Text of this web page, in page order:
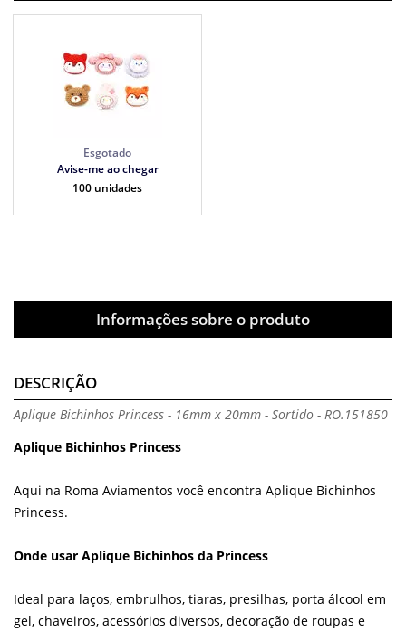
Avise-me ao chegar
100 unidades
Informações sobre o produto
DESCRIÇÃO
Aplique Bichinhos Princess - 16mm x 20mm - Sortido - RO.151850
Aplique Bichinhos Princess
Aqui na Roma Aviamentos você encontra Aplique Bichinhos
Princess.
Onde usar Aplique Bichinhos da Princess
Ideal para laços, embrulhos, tiaras, presilhas, porta álcool em
gel, chaveiros, acessórios diversos, decoração de roupas e